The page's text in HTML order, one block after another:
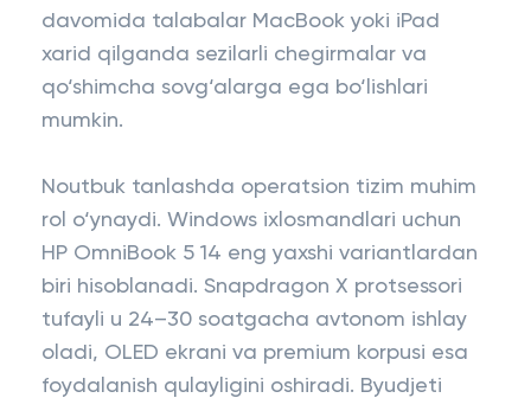
davomida talabalar MacBook yoki iPad
xarid qilganda sezilarli chegirmalar va
qo‘shimcha sovg‘alarga ega bo‘lishlari
mumkin.
Noutbuk tanlashda operatsion tizim muhim
rol o‘ynaydi. Windows ixlosmandlari uchun
HP OmniBook 5 14 eng yaxshi variantlardan
biri hisoblanadi. Snapdragon X protsessori
tufayli u 24–30 soatgacha avtonom ishlay
oladi, OLED ekrani va premium korpusi esa
foydalanish qulayligini oshiradi. Byudjeti